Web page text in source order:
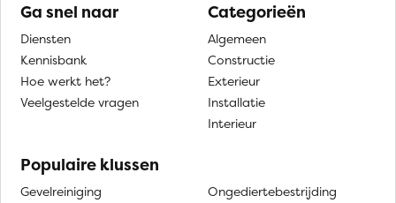
Ga snel naar
Diensten
Kennisbank
Hoe werkt het?
Veelgestelde vragen
Categorieën
Algemeen
Constructie
Exterieur
Installatie
Interieur
Populaire klussen
Gevelreiniging
Ongediertebestrijding